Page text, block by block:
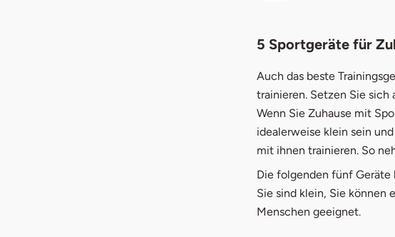
5 Sportgeräte für
Auch das beste
trainieren. Setzen Sie sich
Wenn Sie Zuhause mit
idealerweise klein sein
mit ihnen trainieren. So
Die folgenden fünf Geräte
Sie sind klein, Sie können
Menschen geeignet.